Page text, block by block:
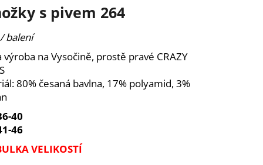
s pivem 264
balení
výroba na Vysočině, prostě pravé CRAZY
80% česaná bavlna, 17% polyamid, 3%
40
46
VELIKOSTÍ